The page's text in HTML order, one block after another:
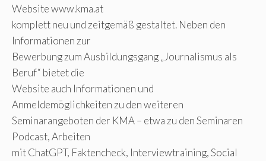
Website www.kma.at
komplett neu und zeitgemäß gestaltet. Neben den
Informationen zur
Bewerbung zum Ausbildungsgang „Journalismus als
Beruf“ bietet die
Website auch Informationen und
Anmeldemöglichkeiten zu den weiteren
Seminarangeboten der KMA – etwa zu den Seminaren
Podcast, Arbeiten
mit ChatGPT, Faktencheck, Interviewtraining, Social